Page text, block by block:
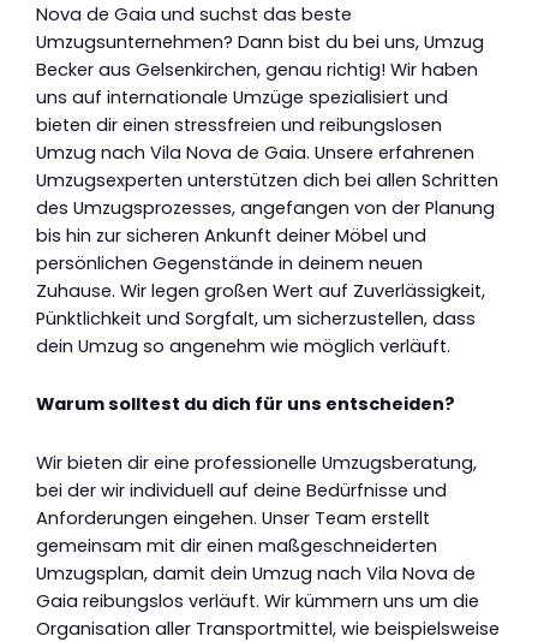
Nova de Gaia und suchst das beste
Umzugsunternehmen? Dann bist du bei uns, Umzug
Becker aus Gelsenkirchen, genau richtig! Wir haben
uns auf internationale Umzüge spezialisiert und
bieten dir einen stressfreien und reibungslosen
Umzug nach Vila Nova de Gaia. Unsere erfahrenen
Umzugsexperten unterstützen dich bei allen Schritten
des Umzugsprozesses, angefangen von der Planung
bis hin zur sicheren Ankunft deiner Möbel und
persönlichen Gegenstände in deinem neuen
Zuhause. Wir legen großen Wert auf Zuverlässigkeit,
Pünktlichkeit und Sorgfalt, um sicherzustellen, dass
dein Umzug so angenehm wie möglich verläuft.
Warum solltest du dich für uns entscheiden?
Wir bieten dir eine professionelle Umzugsberatung,
bei der wir individuell auf deine Bedürfnisse und
Anforderungen eingehen. Unser Team erstellt
gemeinsam mit dir einen maßgeschneiderten
Umzugsplan, damit dein Umzug nach Vila Nova de
Gaia reibungslos verläuft. Wir kümmern uns um die
Organisation aller Transportmittel, wie beispielsweise